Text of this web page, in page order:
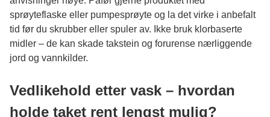
sprøyteflaske eller pumpesprøyte og la det virke i anbefalt
tid før du skrubber eller spuler av. Ikke bruk klorbaserte
midler – de kan skade takstein og forurense nærliggende
jord og vannkilder.
Vedlikehold etter vask – hvordan
holde taket rent lengst mulig?